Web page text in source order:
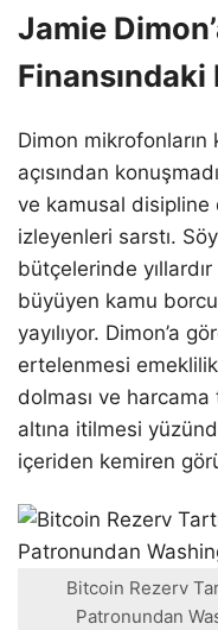
Jamie
Dimon mikrofonların
açısından
ve kamusal
izleyenleri sarstı.
bütçelerinde
büyüyen kamu
yayılıyor. Dimon’a
ertelenmesi emeklilik
dolması ve harcama
altına itilmesi
içeriden kemiren
Bitcoin Rezerv
Patronundan